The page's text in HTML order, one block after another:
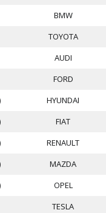
BMW
TOYOTA
AUDI
FORD
HYUNDAI
FIAT
RENAULT
MAZDA
OPEL
TESLA